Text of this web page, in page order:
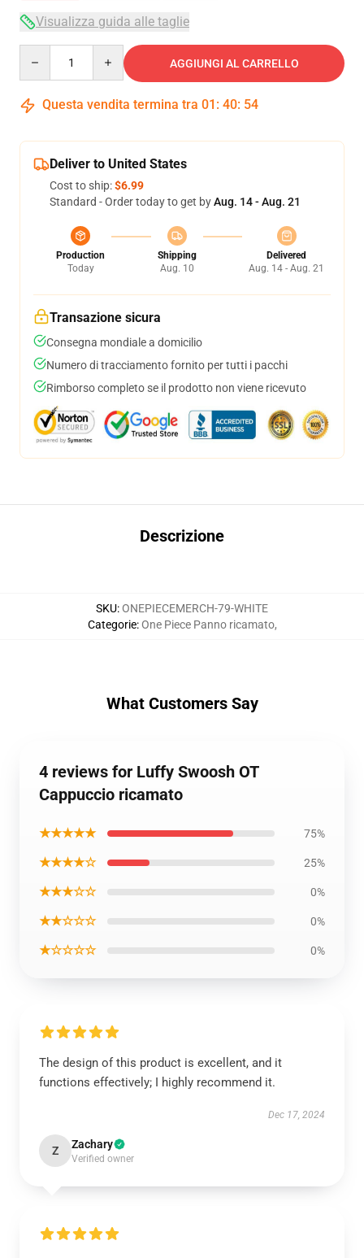
Visualizza guida alle taglie
AGGIUNGI AL CARRELLO
Questa vendita termina tra 01 : 40: 54
Deliver to United States
Cost to ship:$6.99
Standard - Order today to get byAug. 14 - Aug. 21
Production
Today
Shipping
Aug. 10
Delivered
Aug. 14 - Aug. 21
Transazione sicura
Consegna mondiale a domicilio
Numero di tracciamento fornito per tutti i pacchi
Rimborso completo se il prodotto non viene ricevuto
Descrizione
SKU:ONEPIECEMERCH-79-WHITE
Categorie:One Piece Panno ricamato,
What Customers Say
4 reviews for Luffy Swoosh OT
Cappuccio ricamato
★★★★★ 75%
★★★★☆ 25%
★★★☆☆ 0%
★★☆☆☆ 0%
★☆☆☆☆ 0%
The design of this product is excellent, and it
functions effectively; I highly recommend it.
Dec 17, 2024
Z Zachary
Verified owner